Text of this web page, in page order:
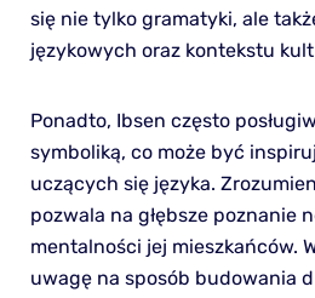
się nie tylko gramatyki, ale
językowych oraz kontekstu
Ponadto, Ibsen często
symboliką, co może być
uczących się języka.
pozwala na głębsze poznanie
mentalności jej mieszkańców.
uwagę na sposób budowania